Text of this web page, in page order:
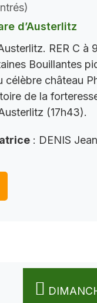
d’Austerlitz
RER C
Bouillantes
célèbre château
de la
(17h43).
: DENIS